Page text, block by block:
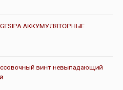
АККУМУЛЯТОРНЫЕ
винт невыпадающий